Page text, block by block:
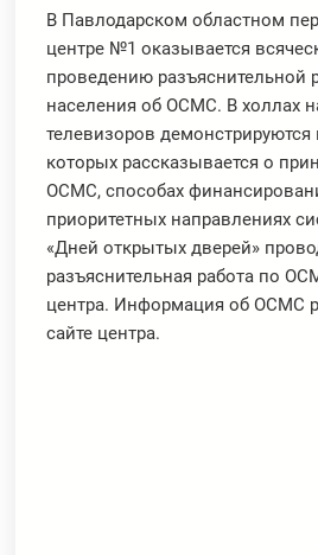
В Павлодарском областном
центре №1 оказывается
проведению разъяснительной
населения об ОСМС. В холлах
телевизоров демонстрируются
которых рассказывается о
ОСМС, способах
приоритетных направлениях
«Дней открытых дверей»
разъяснительная работа по
центра. Информация об ОСМС
сайте центра.